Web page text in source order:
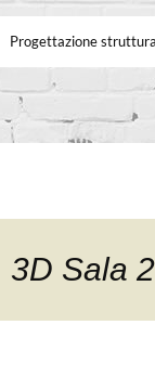
Progettazione
3D Sala